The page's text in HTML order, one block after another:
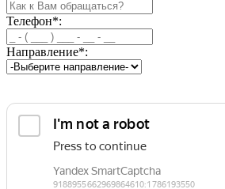
Телефон*:
Направление*: